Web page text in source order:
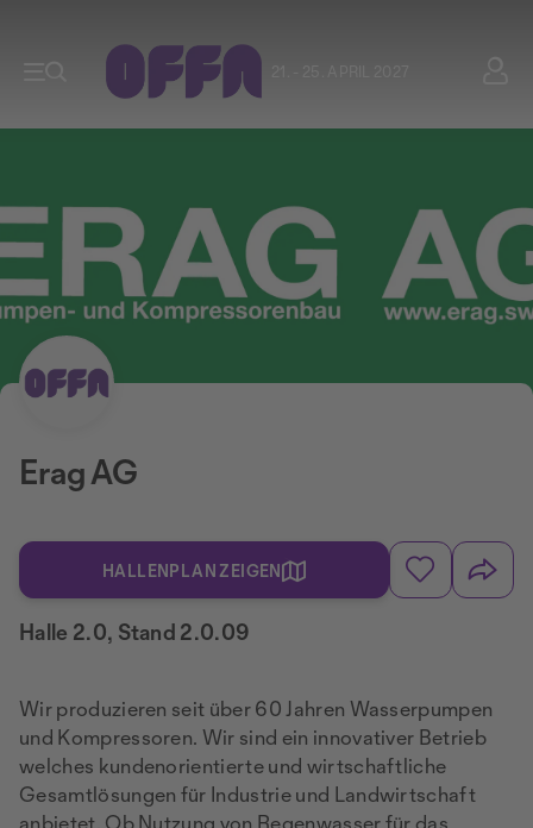
Erag AG
HALLENPLAN ZEIGEN
Halle 2.0, Stand 2.0.09
Wir produzieren seit über 60 Jahren Wasserpumpen
und Kompressoren. Wir sind ein innovativer Betrieb
welches kundenorientierte und wirtschaftliche
Gesamtlösungen für Industrie und Landwirtschaft
anbietet. Ob Nutzung von Regenwasser für das